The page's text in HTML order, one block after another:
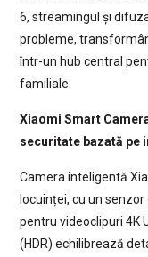
6, streamingul și
probleme,
într-un hub central
familiale.
Xiaomi Smart
securitate bazată pe
Camera inteligentă
locuinței, cu un
pentru videoclipuri 4K
(HDR) echilibrează